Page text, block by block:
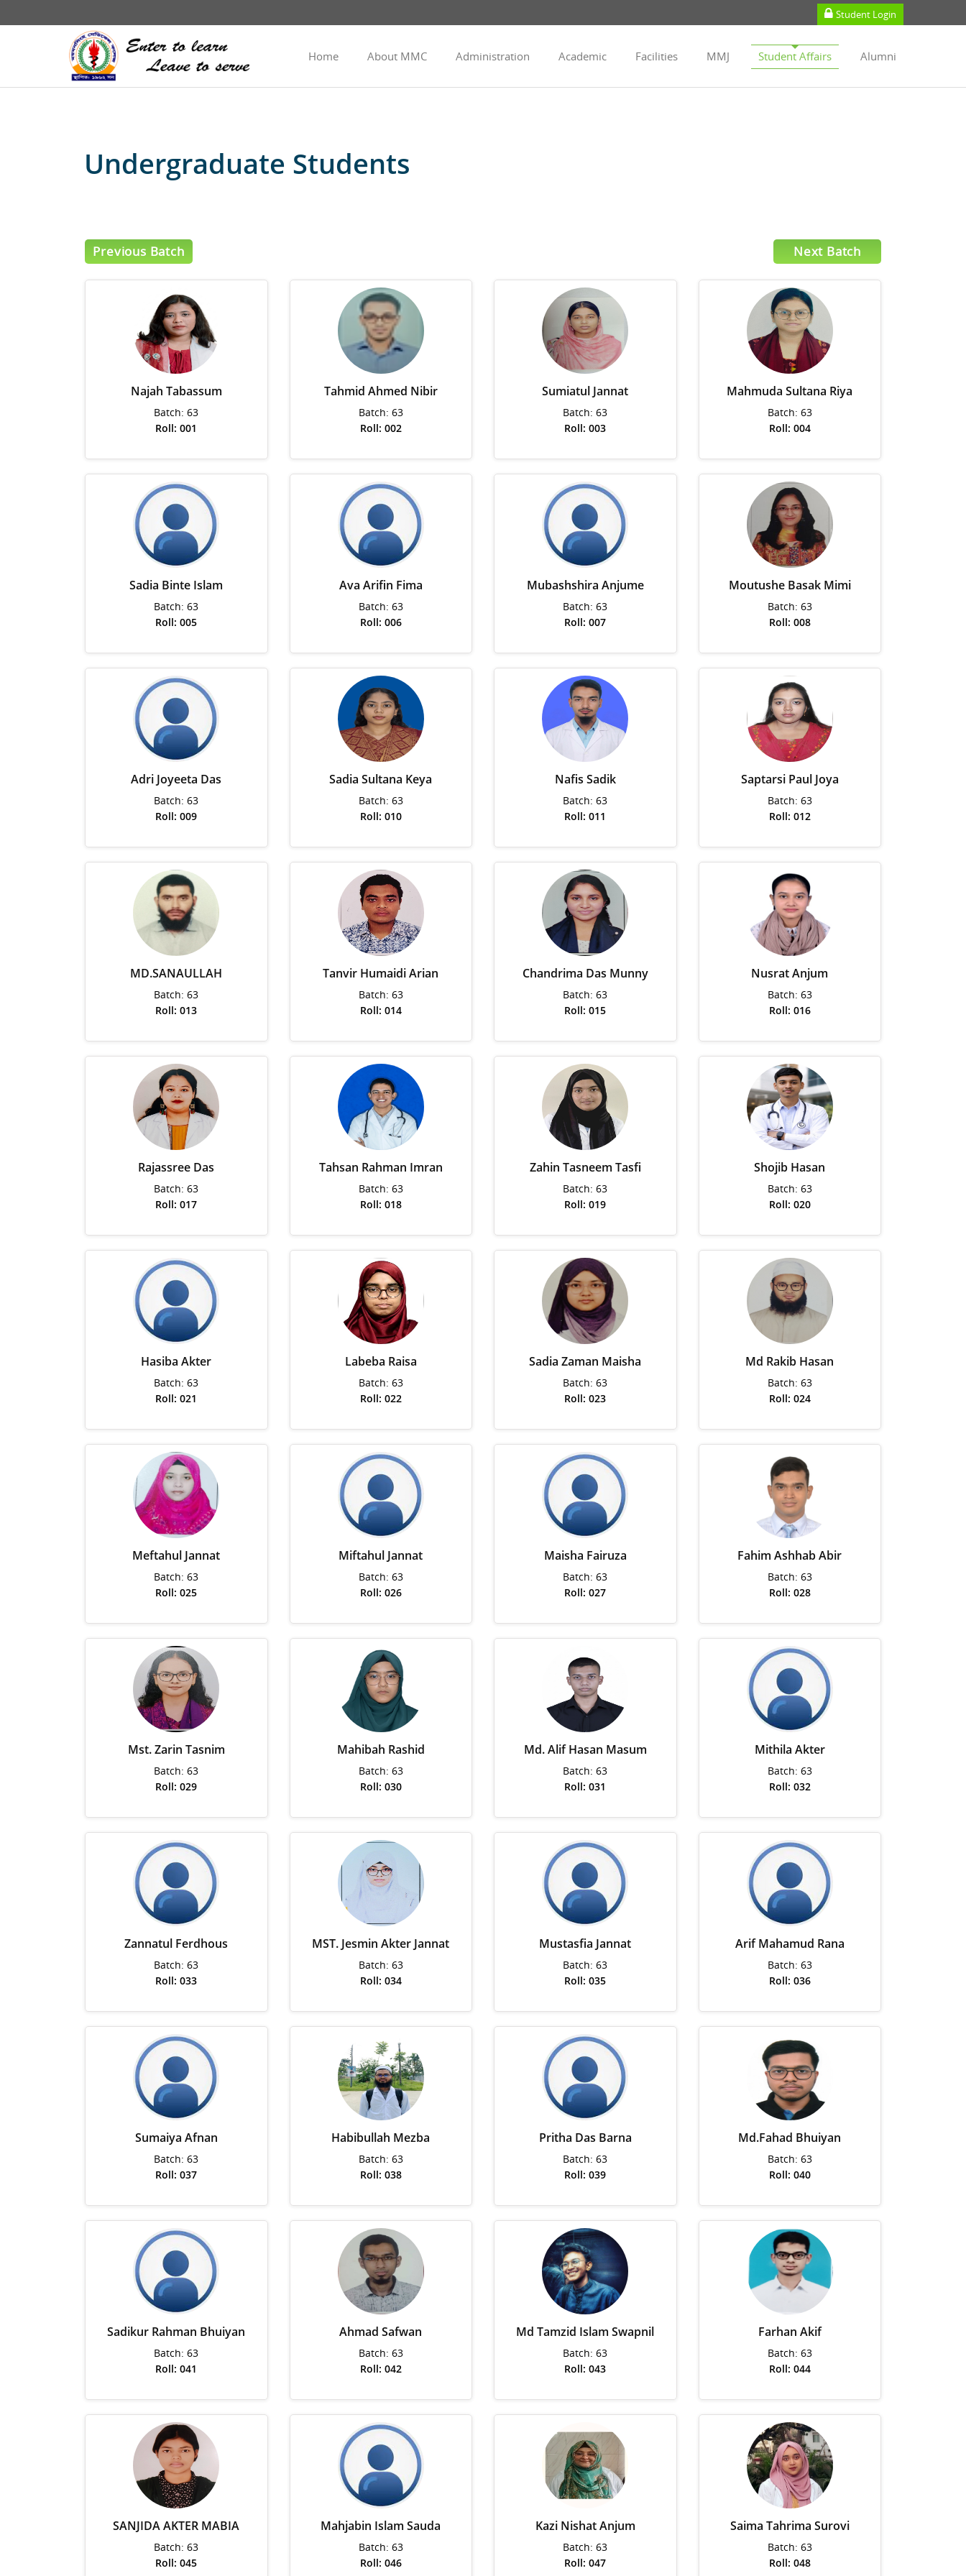
Student Login
Home About MMC Administration Academic Facilities MMJ Student Affairs Alumni
Undergraduate Students
Previous Batch Next Batch
Najah Tabassum
Batch: 63
Roll: 001
Tahmid Ahmed Nibir
Batch: 63
Roll: 002
Sumiatul Jannat
Batch: 63
Roll: 003
Mahmuda Sultana Riya
Batch: 63
Roll: 004
Sadia Binte Islam
Batch: 63
Roll: 005
Ava Arifin Fima
Batch: 63
Roll: 006
Mubashshira Anjume
Batch: 63
Roll: 007
Moutushe Basak Mimi
Batch: 63
Roll: 008
Adri Joyeeta Das
Batch: 63
Roll: 009
Sadia Sultana Keya
Batch: 63
Roll: 010
Nafis Sadik
Batch: 63
Roll: 011
Saptarsi Paul Joya
Batch: 63
Roll: 012
MD.SANAULLAH
Batch: 63
Roll: 013
Tanvir Humaidi Arian
Batch: 63
Roll: 014
Chandrima Das Munny
Batch: 63
Roll: 015
Nusrat Anjum
Batch: 63
Roll: 016
Rajassree Das
Batch: 63
Roll: 017
Tahsan Rahman Imran
Batch: 63
Roll: 018
Zahin Tasneem Tasfi
Batch: 63
Roll: 019
Shojib Hasan
Batch: 63
Roll: 020
Hasiba Akter
Batch: 63
Roll: 021
Labeba Raisa
Batch: 63
Roll: 022
Sadia Zaman Maisha
Batch: 63
Roll: 023
Md Rakib Hasan
Batch: 63
Roll: 024
Meftahul Jannat
Batch: 63
Roll: 025
Miftahul Jannat
Batch: 63
Roll: 026
Maisha Fairuza
Batch: 63
Roll: 027
Fahim Ashhab Abir
Batch: 63
Roll: 028
Mst. Zarin Tasnim
Batch: 63
Roll: 029
Mahibah Rashid
Batch: 63
Roll: 030
Md. Alif Hasan Masum
Batch: 63
Roll: 031
Mithila Akter
Batch: 63
Roll: 032
Zannatul Ferdhous
Batch: 63
Roll: 033
MST. Jesmin Akter Jannat
Batch: 63
Roll: 034
Mustasfia Jannat
Batch: 63
Roll: 035
Arif Mahamud Rana
Batch: 63
Roll: 036
Sumaiya Afnan
Batch: 63
Roll: 037
Habibullah Mezba
Batch: 63
Roll: 038
Pritha Das Barna
Batch: 63
Roll: 039
Md.Fahad Bhuiyan
Batch: 63
Roll: 040
Sadikur Rahman Bhuiyan
Batch: 63
Roll: 041
Ahmad Safwan
Batch: 63
Roll: 042
Md Tamzid Islam Swapnil
Batch: 63
Roll: 043
Farhan Akif
Batch: 63
Roll: 044
SANJIDA AKTER MABIA
Batch: 63
Roll: 045
Mahjabin Islam Sauda
Batch: 63
Roll: 046
Kazi Nishat Anjum
Batch: 63
Roll: 047
Saima Tahrima Surovi
Batch: 63
Roll: 048